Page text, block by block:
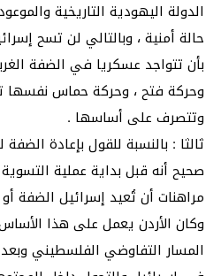
الدولة اليهودية التاريخية
حالة أمنية ، وبالتالي لن تسح
بأن تتواجد عسكريا في الضفة
وحركة فتح ، وحركة حماس نفسها
وتتصرف على أساسها .
ثالثا : بالنسبة للقول بإعادة الضفة
صحيح أنه قبل بداية عملية
مراهنات أن تُعيد إسرائيل الضفة أو
وكان الأردن يعمل على هذا
المسار التفاوضي الفلسطيني